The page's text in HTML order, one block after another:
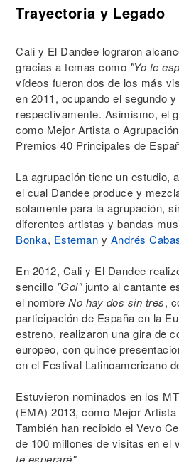
Trayectoria y Legado
Cali y El Dandee lograron
gracias a temas como "Yo te
vídeos fueron dos de los más
en 2011, ocupando el segundo
respectivamente. Asimismo, el
como Mejor Artista o
Premios 40 Principales de
La agrupación tiene un estudio,
el cual Dandee produce y
solamente para la agrupación,
diferentes artistas y bandas
Bonka, Esteman y Andrés
En 2012, Cali y El Dandee
sencillo "Gol"junto al cantante
el nombre No hay dos sin tres,
participación de España en la
estreno, realizaron una gira de
europeo, con quince
en el Festival Latinoamericano
Estuvieron nominados en los
(EMA) 2013, como Mejor
También han recibido el Vevo
de 100 millones de visitas en el
te esperaré".